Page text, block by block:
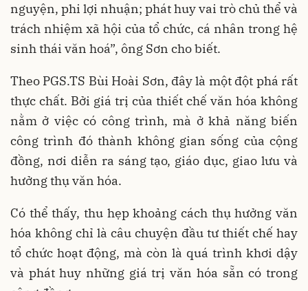
nguyện, phi lợi nhuận; phát huy vai trò chủ thể và
trách nhiệm xã hội của tổ chức, cá nhân trong hệ
sinh thái văn hoá”, ông Sơn cho biết.
Theo PGS.TS Bùi Hoài Sơn, đây là một đột phá rất
thực chất. Bởi giá trị của thiết chế văn hóa không
nằm ở việc có công trình, mà ở khả năng biến
công trình đó thành không gian sống của cộng
đồng, nơi diễn ra sáng tạo, giáo dục, giao lưu và
hưởng thụ văn hóa.
Có thể thấy, thu hẹp khoảng cách thụ hưởng văn
hóa không chỉ là câu chuyện đầu tư thiết chế hay
tổ chức hoạt động, mà còn là quá trình khơi dậy
và phát huy những giá trị văn hóa sẵn có trong